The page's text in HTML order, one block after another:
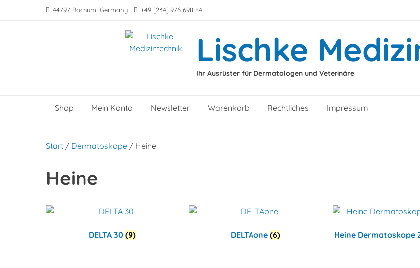
44797 Bochum, Germany +49 [234] 976 698 84
Lischke
Ihr Ausrüster für Dermatologen und Veterinäre
Shop Mein Konto Newsletter Warenkorb Rechtliches Impressum
Start / Dermatoskope / Heine
Heine
DELTA 30(9) DELTAone(6) Heine Dermatoskope